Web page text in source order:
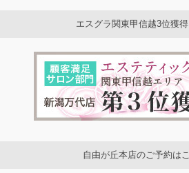
エスグラ関東甲信越3位獲得
自由が丘本店のご予約は